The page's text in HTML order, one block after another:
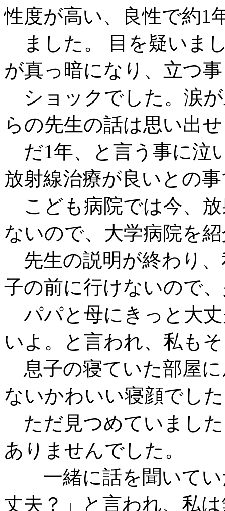
性度が高い、良性で約1
ました。 目を疑いま
が真っ暗になり、立つ
ショックでした。涙
らの先生の話は思い出
だ1年、と言う事に泣
放射線治療が良いとの
こども病院では今、
ないので、大学病院を
先生の説明が終わり
子の前に行けないので
パパと母にきっと大
いよ。と言われ、私も
息子の寝ていた部屋
ないかわいい寝顔でし
ただ見つめていまし
ありませんでした。
一緒に話を聞いてい
丈夫？」と言われ、私